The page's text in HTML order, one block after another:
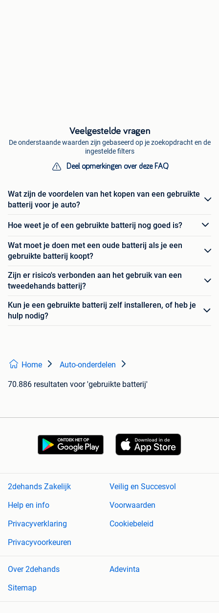
Veelgestelde vragen
De onderstaande waarden zijn gebaseerd op je zoekopdracht en de
ingestelde filters
Deel opmerkingen over deze FAQ
Wat zijn de voordelen van het kopen van een gebruikte
batterij voor je auto?
Hoe weet je of een gebruikte batterij nog goed is?
Wat moet je doen met een oude batterij als je een
gebruikte batterij koopt?
Zijn er risico's verbonden aan het gebruik van een
tweedehands batterij?
Kun je een gebruikte batterij zelf installeren, of heb je
hulp nodig?
Home Auto-onderdelen
70.886 resultaten voor 'gebruikte batterij'
2dehands Zakelijk
Veilig en Succesvol
Help en info
Voorwaarden
Privacyverklaring
Cookiebeleid
Privacyvoorkeuren
Over 2dehands
Adevinta
Sitemap